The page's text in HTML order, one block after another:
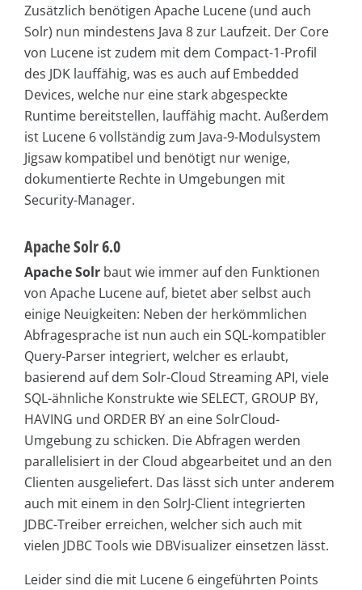
Zusätzlich benötigen Apache Lucene (und auch
Solr) nun mindestens Java 8 zur Laufzeit. Der Core
von Lucene ist zudem mit dem Compact-1-Profil
des JDK lauffähig, was es auch auf Embedded
Devices, welche nur eine stark abgespeckte
Runtime bereitstellen, lauffähig macht. Außerdem
ist Lucene 6 vollständig zum Java-9-Modulsystem
Jigsaw kompatibel und benötigt nur wenige,
dokumentierte Rechte in Umgebungen mit
Security-Manager.
Apache Solr 6.0
Apache Solr baut wie immer auf den Funktionen
von Apache Lucene auf, bietet aber selbst auch
einige Neuigkeiten: Neben der herkömmlichen
Abfragesprache ist nun auch ein SQL-kompatibler
Query-Parser integriert, welcher es erlaubt,
basierend auf dem Solr-Cloud Streaming API, viele
SQL-ähnliche Konstrukte wie SELECT, GROUP BY,
HAVING und ORDER BY an eine SolrCloud-
Umgebung zu schicken. Die Abfragen werden
parallelisiert in der Cloud abgearbeitet und an den
Clienten ausgeliefert. Das lässt sich unter anderem
auch mit einem in den SolrJ-Client integrierten
JDBC-Treiber erreichen, welcher sich auch mit
vielen JDBC Tools wie DBVisualizer einsetzen lässt.
Leider sind die mit Lucene 6 eingeführten Points